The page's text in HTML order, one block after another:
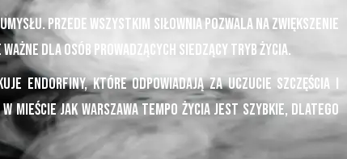
Przede wszystkim siłownia pozwala na zwiększenie
dla osób prowadzących siedzący tryb życia.
endorfiny, które odpowiadają za uczucie szczęścia i
jak Warszawa tempo życia jest szybkie, dlatego